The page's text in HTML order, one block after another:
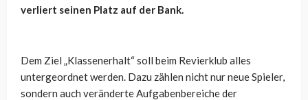
verliert seinen Platz auf der Bank.
Dem Ziel „Klassenerhalt“ soll beim Revierklub alles
untergeordnet werden. Dazu zählen nicht nur neue Spieler,
sondern auch veränderte Aufgabenbereiche der